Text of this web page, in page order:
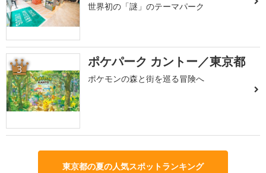
世界初の「謎」のテーマパーク
3 ポケパーク カントー／東京都
ポケモンの森と街を巡る冒険へ
東京都の夏の人気スポットランキング